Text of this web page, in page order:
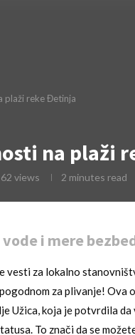
plaži reke Đetinja
na plaži
62 views 2 minutes read
i mere
vesti za lokalno
za plivanje! Ova
Užica, koja je potvrdila
To znači da se